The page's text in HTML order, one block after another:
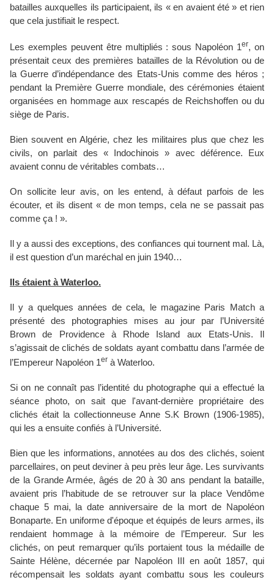
batailles auxquelles ils participaient, ils « en avaient été » et rien
que cela justifiait le respect.
Les exemples peuvent être multipliés : sous Napoléon 1er, on
présentait ceux des premières batailles de la Révolution ou de
la Guerre d’indépendance des Etats-Unis comme des héros ;
pendant la Première Guerre mondiale, des cérémonies étaient
organisées en hommage aux rescapés de Reichshoffen ou du
siège de Paris.
Bien souvent en Algérie, chez les militaires plus que chez les
civils, on parlait des « Indochinois » avec déférence. Eux
avaient connu de véritables combats…
On sollicite leur avis, on les entend, à défaut parfois de les
écouter, et ils disent « de mon temps, cela ne se passait pas
comme ça ! ».
Il y a aussi des exceptions, des confiances qui tournent mal. Là,
il est question d’un maréchal en juin 1940…
Ils étaient à Waterloo.
Il y a quelques années de cela, le magazine Paris Match a
présenté des photographies mises au jour par l’Université
Brown de Providence à Rhode Island aux Etats-Unis. Il
s’agissait de clichés de soldats ayant combattu dans l’armée de
l’Empereur Napoléon 1er à Waterloo.
Si on ne connaît pas l’identité du photographe qui a effectué la
séance photo, on sait que l'avant-dernière propriétaire des
clichés était la collectionneuse Anne S.K Brown (1906-1985),
qui les a ensuite confiés à l’Université.
Bien que les informations, annotées au dos des clichés, soient
parcellaires, on peut deviner à peu près leur âge. Les survivants
de la Grande Armée, âgés de 20 à 30 ans pendant la bataille,
avaient pris l’habitude de se retrouver sur la place Vendôme
chaque 5 mai, la date anniversaire de la mort de Napoléon
Bonaparte. En uniforme d'époque et équipés de leurs armes, ils
rendaient hommage à la mémoire de l’Empereur. Sur les
clichés, on peut remarquer qu’ils portaient tous la médaille de
Sainte Hélène, décernée par Napoléon III en août 1857, qui
récompensait les soldats ayant combattu sous les couleurs